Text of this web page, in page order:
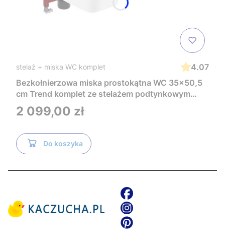
stelaż + miska WC komplet
4.07
Bezkołnierzowa miska prostokątna WC 35x50,5
cm Trend komplet ze stelażem podtynkowym
Tece i czarnym przyciskiem TeceNow
TR2216+Tece
Cena
2 099,00 zł
Do koszyka